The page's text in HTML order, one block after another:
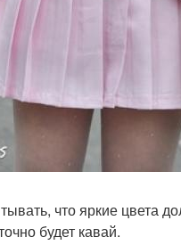
что яркие цвета
будет кавай.